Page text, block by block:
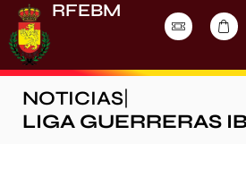
RFEBM
NOTICIAS
LIGA GUERRERAS